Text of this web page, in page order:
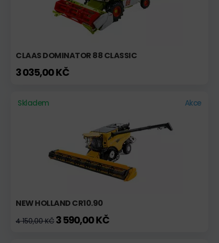
CLAAS DOMINATOR 88 CLASSIC
3 035,00 KČ
Skladem Akce
NEW HOLLAND CR10.90
4 150,00 KČ 3 590,00 KČ